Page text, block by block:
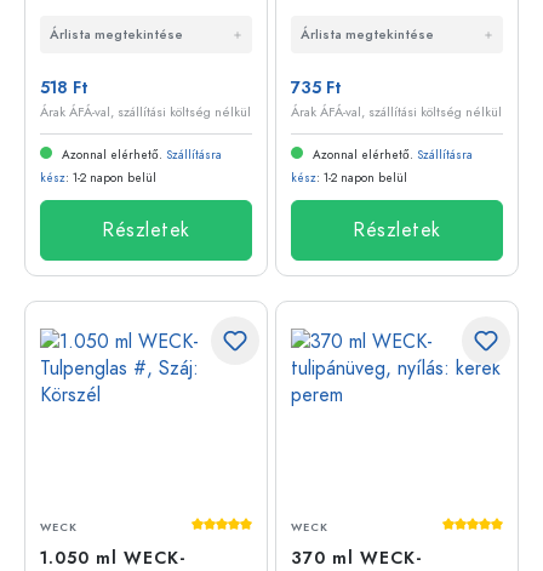
Árlista megtekintése
518 Ft
Árak ÁFÁ-val, szállítási költség nélkül
Azonnal elérhető. Szállításra
kész: 1-2 napon belül
Részletek
Árlista megtekintése
735 Ft
Árak ÁFÁ-val, szállítási költség nélkül
Azonnal elérhető. Szállításra
kész: 1-2 napon belül
Részletek
Átlagos értékelés 5 a 5 csillagból
WECK
1.050 ml WECK-
Átlagos
WECK
370 ml WECK-